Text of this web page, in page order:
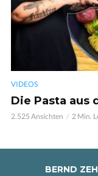
VIDEOS
Die Pasta aus
2.525 Ansichten 2 Min.
BERND